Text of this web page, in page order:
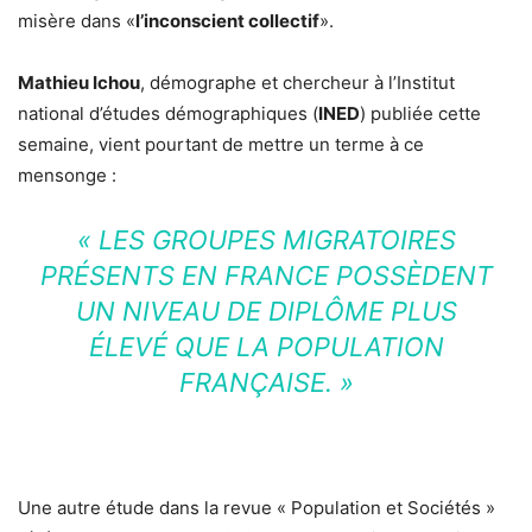
misère dans «l’inconscient collectif».
Mathieu Ichou, démographe et chercheur à l’Institut
national d’études démographiques (INED) publiée cette
semaine, vient pourtant de mettre un terme à ce
mensonge :
« LES GROUPES MIGRATOIRES
PRÉSENTS EN FRANCE POSSÈDENT
UN NIVEAU DE DIPLÔME PLUS
ÉLEVÉ QUE LA POPULATION
FRANÇAISE. »
Une autre étude dans la revue « Population et Sociétés »